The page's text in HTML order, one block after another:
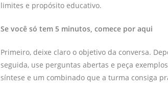
limites e propósito educativo.
Se você só tem 5 minutos, comece por aqui
Primeiro, deixe claro o objetivo da conversa.
seguida, use perguntas abertas e peça
síntese e um combinado que a turma consiga